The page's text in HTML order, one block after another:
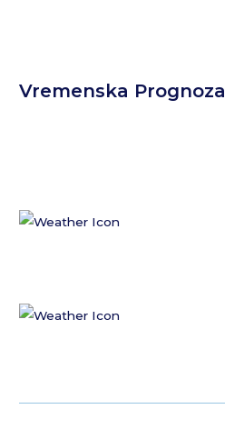
Vremenska Prognoza